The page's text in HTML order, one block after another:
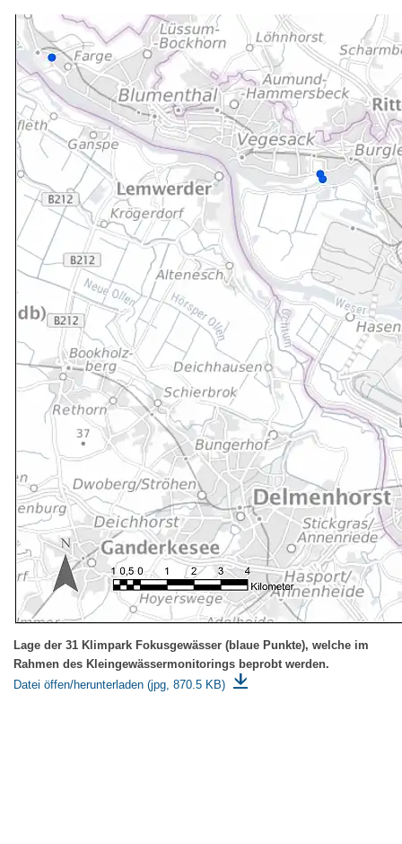
Lage der 31 Klimpark Fokusgewässer (blaue Punkte), welche im
Rahmen des Kleingewässermonitorings beprobt werden.
Datei öffen/herunterladen (jpg, 870.5 KB)